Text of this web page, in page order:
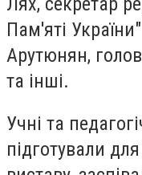
Пам'яті
Арутюнян,
та інші.
Учні та
підготували